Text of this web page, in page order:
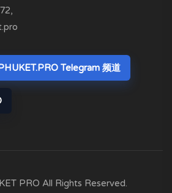
Telegram 频道
PRO All Rights Reserved.